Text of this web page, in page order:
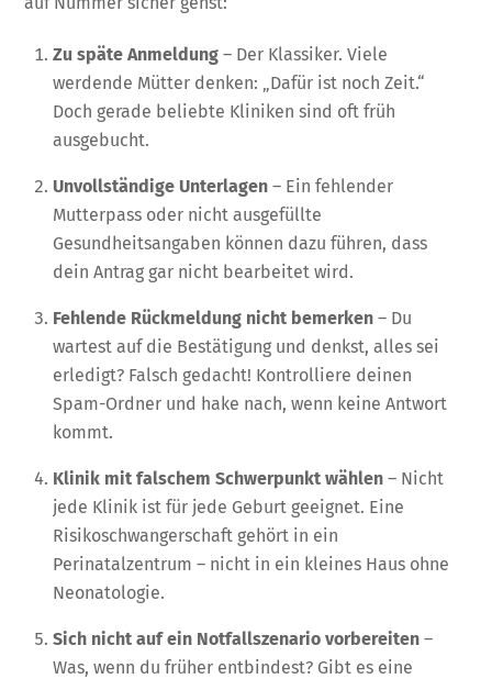
Zu späte Anmeldung – Der Klassiker. Viele
werdende Mütter denken: „Dafür ist noch Zeit.“
Doch gerade beliebte Kliniken sind oft früh
ausgebucht.
Unvollständige Unterlagen – Ein fehlender
Mutterpass oder nicht ausgefüllte
Gesundheitsangaben können dazu führen, dass
dein Antrag gar nicht bearbeitet wird.
Fehlende Rückmeldung nicht bemerken – Du
wartest auf die Bestätigung und denkst, alles sei
erledigt? Falsch gedacht! Kontrolliere deinen
Spam-Ordner und hake nach, wenn keine Antwort
kommt.
Klinik mit falschem Schwerpunkt wählen – Nicht
jede Klinik ist für jede Geburt geeignet. Eine
Risikoschwangerschaft gehört in ein
Perinatalzentrum – nicht in ein kleines Haus ohne
Neonatologie.
Sich nicht auf ein Notfallszenario vorbereiten –
Was, wenn du früher entbindest? Gibt es eine